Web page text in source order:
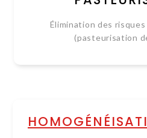
Élimination des
(pasteurisation